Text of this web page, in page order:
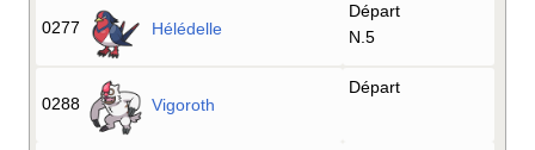
0277 Hélédelle
Départ
N.5
0288 Vigoroth
Départ